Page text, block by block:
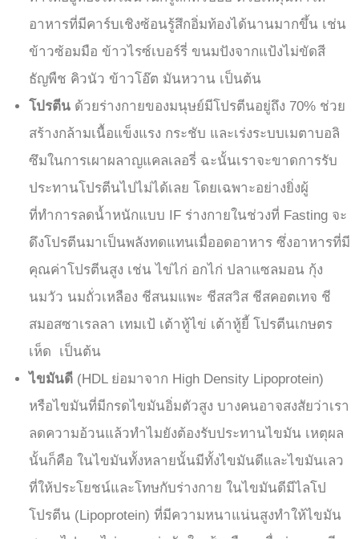
อาหารที่มีคาร์บเชิงซ้อนรู้สึกอิ่มท้องได้นานมากขึ้น เช่น
ข้าวซ้อมมือ ข้าวไรซ์เบอร์รี่ ขนมปังจากแป้งไม่ขัดสี
ธัญพืช คิวนัว ข้าวโอ๊ต มันหวาน เป็นต้น
โปรตีน ด้วยร่างกายของมนุษย์มีโปรตีนอยู่ถึง 70% ช่วย
สร้างกล้ามเนื้อแข็งแรง กระชับ และเร่งระบบเมตาบอลิ
ซึมในการเผาผลาญแคลเลอรี่ ฉะนั้นเราจะขาดการรับ
ประทานโปรตีนไปไม่ได้เลย โดยเฉพาะอย่างยิ่งผู้
ที่ทำการลดน้ำหนักแบบ IF ร่างกายในช่วงที่ Fasting จะ
ดึงโปรตีนมาเป็นพลังทดแทนเมื่ออดอาหาร ซึ่งอาหารที่มี
คุณค่าโปรตีนสูง เช่น ไข่ไก่ อกไก่ ปลาแซลมอน กุ้ง
นมวัว นมถั่วเหลือง ชีสนมแพะ ชีสสวิส ชีสคอตเทจ ชี
สมอสซาเรลลา เทมเป้ เต้าหู้ไข่ เต้าหู้ยี้ โปรตีนเกษตร
เห็ด เป็นต้น
ไขมันดี (HDL ย่อมาจาก High Density Lipoprotein)
หรือไขมันที่มีกรดไขมันอิ่มตัวสูง บางคนอาจสงสัยว่าเรา
ลดความอ้วนแล้วทำไมยังต้องรับประทานไขมัน เหตุผล
นั้นก็คือ ในไขมันทั้งหลายนั้นมีทั้งไขมันดีและไขมันเลว
ที่ให้ประโยชน์และโทษกับร่างกาย ในไขมันดีมีไลโป
โปรตีน (Lipoprotein) ที่มีความหนาแน่นสูงทำให้ไขมัน